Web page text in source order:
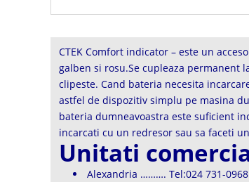
CTEK Comfort indicator – este un
galben si rosu.Se cupleaza
clipeste. Cand bateria necesita
astfel de dispozitiv simplu pe masina
bateria dumneavoastra este suficient
incarcati cu un redresor sau sa faceti
Unitati
Alexandria ………. Tel:024 731-